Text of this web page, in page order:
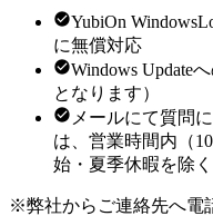
YubiOn
に無償対応
Windows Update
となります）
メールにて質問
は、営業時間内（
始・夏季休暇を除
※弊社からご連絡先へ電